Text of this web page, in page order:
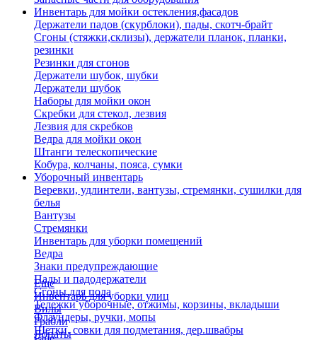
Инвентарь для мойки остекления,фасадов
Держатели падов (скурблоки), пады, скотч-брайт
Сгоны (стяжки,склизы), держатели планок, планки,
резинки
Резинки для сгонов
Держатели шубок, шубки
Держатели шубок
Наборы для мойки окон
Скребки для стекол, лезвия
Лезвия для скребков
Ведра для мойки окон
Штанги телескопические
Кобура, колчаны, пояса, сумки
Уборочный инвентарь
Веревки, удлинтели, вантузы, стремянки, сушилки для
белья
Вантузы
Стремянки
Инвентарь для уборки помещений
Ведра
Знаки предупреждающие
Пады и падодержатели
Сгоны для пола
Тележки уборочные, отжимы, корзины, вкладыши
Флаундеры, ручки, мопы
Щетки, совки для подметания, дер.швабры
Еще
Инвентарь для уборки улиц
Вилы
Грабли
Лопаты